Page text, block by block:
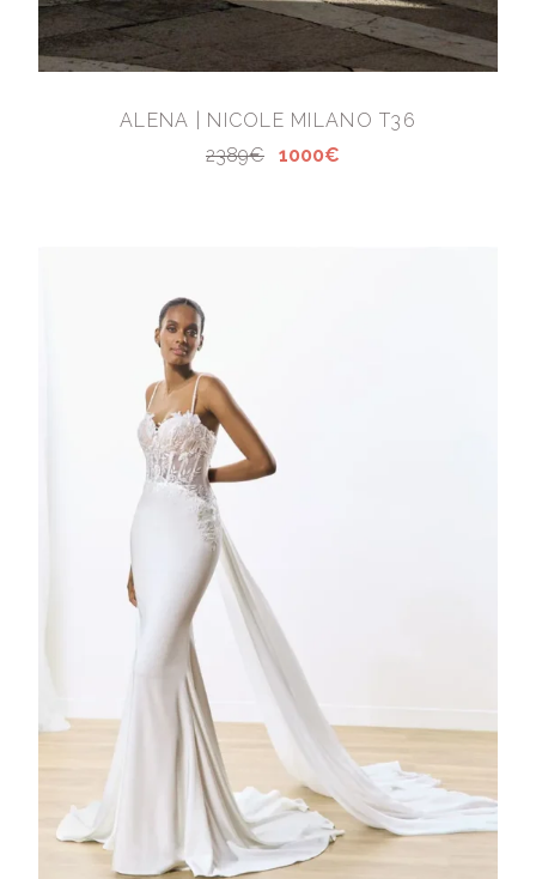
ALENA | NICOLE MILANO T36
2389€
1000€